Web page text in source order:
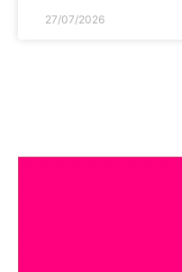
27/07/2026